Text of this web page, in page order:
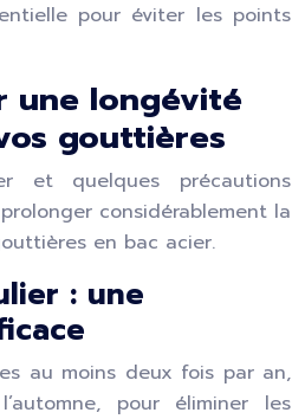
pour éviter les points
une longévité
gouttières
et quelques précautions
considérablement la
en bac acier.
: une
au moins deux fois par an,
pour éliminer les